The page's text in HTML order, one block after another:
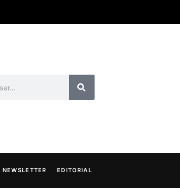
NEWSLETTER EDITORIAL